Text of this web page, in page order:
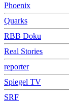
Phoenix
Quarks
RBB Doku
Real Stories
reporter
Spiegel TV
SRF